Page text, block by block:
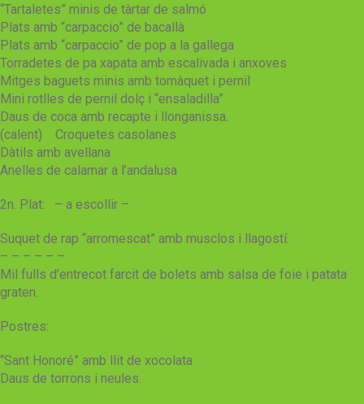
“Tartaletes” minis de tàrtar de salmó
Plats amb “carpaccio” de bacallà
Plats amb “carpaccio” de pop a la gallega
Torradetes de pa xapata amb escalivada i anxoves
Mitges baguets minis amb tomàquet i pernil
Mini rotlles de pernil dolç i “ensaladilla”
Daus de coca amb recapte i llonganissa.
(calent) Croquetes casolanes
Dàtils amb avellana
Anelles de calamar a l’andalusa
2n. Plat: – a escollir –
Suquet de rap “arromescat” amb musclos i llagostí.
– – – – – –
Mil fulls d’entrecot farcit de bolets amb salsa de foie i patata
graten.
Postres:
“Sant Honoré” amb llit de xocolata
Daus de torrons i neules.